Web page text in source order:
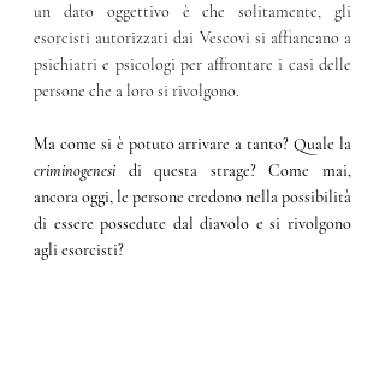
un dato oggettivo è che solitamente, gli
esorcisti autorizzati dai Vescovi si affiancano a
psichiatri e psicologi per affrontare i casi delle
persone che a loro si rivolgono.
criminogenesi di questa strage? Come mai,
ancora oggi, le persone credono nella possibilità
di essere possedute dal diavolo e si rivolgono
agli esorcisti?